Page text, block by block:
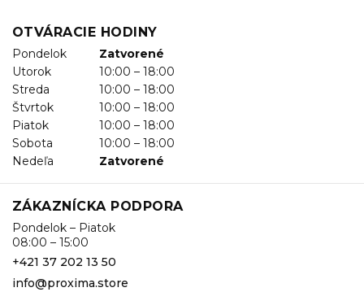
OTVÁRACIE HODINY
Pondelok
Zatvorené
Utorok
10:00 – 18:00
Streda
10:00 – 18:00
Štvrtok
10:00 – 18:00
Piatok
10:00 – 18:00
Sobota
10:00 – 18:00
Nedeľa
Zatvorené
ZÁKAZNÍCKA PODPORA
Pondelok – Piatok
08:00 – 15:00
+421 37 202 13 50
info@proxima.store